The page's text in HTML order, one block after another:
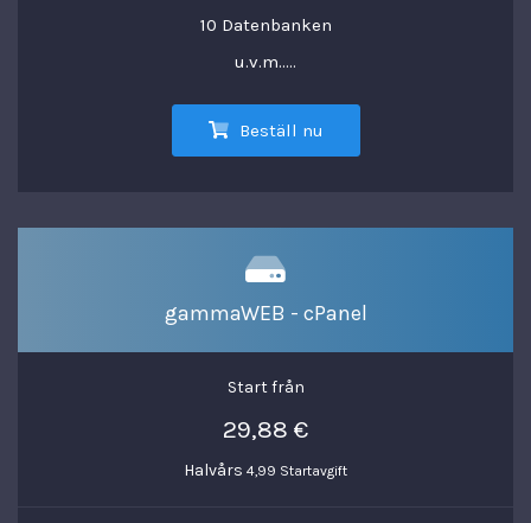
10 Datenbanken
u.v.m.....
Beställ nu
gammaWEB - cPanel
Start från
29,88 €
Halvårs 4,99 Startavgift